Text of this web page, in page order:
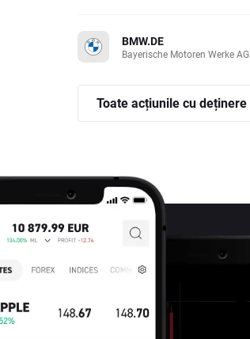
BMW.DE
Bayerische Motoren Werke AG
Toate acțiunile cu deținere